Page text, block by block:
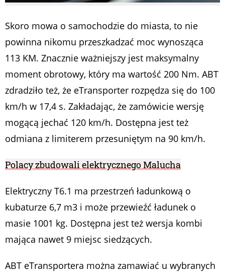
Skoro mowa o samochodzie do miasta, to nie
powinna nikomu przeszkadzać moc wynosząca
113 KM. Znacznie ważniejszy jest maksymalny
moment obrotowy, który ma wartość 200 Nm. ABT
zdradziło też, że eTransporter rozpędza się do 100
km/h w 17,4 s. Zakładając, że zamówicie wersję
mogącą jechać 120 km/h. Dostępna jest też
odmiana z limiterem przesuniętym na 90 km/h.
Polacy zbudowali elektrycznego Malucha
Elektryczny T6.1 ma przestrzeń ładunkową o
kubaturze 6,7 m3 i może przewieźć ładunek o
masie 1001 kg. Dostępna jest też wersja kombi
mająca nawet 9 miejsc siedzących.
ABT eTransportera można zamawiać u wybranych